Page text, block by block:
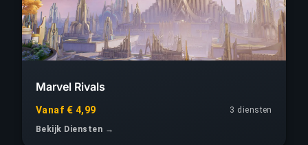
Marvel Rivals
Vanaf € 4,99
3 diensten
Bekijk Diensten →